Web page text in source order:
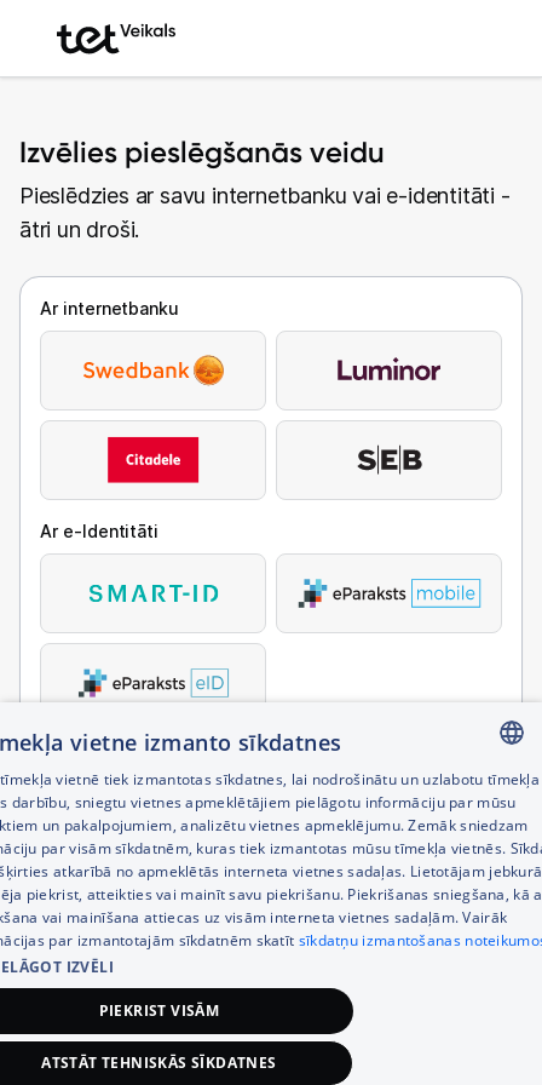
Izvēlies pieslēgšanās veidu
Pieslēdzies ar savu internetbanku vai e-identitāti -
ātri un droši.
Ar internetbanku
Ar e-Identitāti
LATVIAN
RUSSIAN
ENGLISH
vietne izmanto sīkdatnes
vietnē tiek izmantotas sīkdatnes, lai nodrošinātu un uzlabotu tīmekļa
darbību, sniegtu vietnes apmeklētājiem pielāgotu informāciju par mūsu
un pakalpojumiem, analizētu vietnes apmeklējumu. Zemāk sniedzam
par visām sīkdatnēm, kuras tiek izmantotas mūsu tīmekļa vietnēs.
atkarībā no apmeklētās interneta vietnes sadaļas. Lietotājam
piekrist, atteikties vai mainīt savu piekrišanu. Piekrišanas sniegšana, kā
vai mainīšana attiecas uz visām interneta vietnes sadaļām. Vairāk
par izmantotajām sīkdatnēm skatīt sīkdatņu izmantošanas
IZVĒLI
PIEKRIST VISĀM
ATSTĀT TEHNISKĀS SĪKDATNES